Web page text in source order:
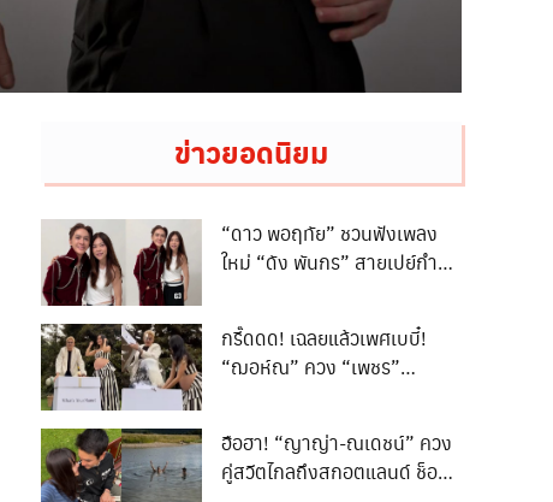
ข่าวยอดนิยม
“ดาว พอฤทัย” ชวนฟังเพลง
ใหม่ “ดัง พันกร” สายเปย์กำลัง
กรี๊ดดด! เฉลยแล้วเพศเบบี๋!
“ฌอห์ณ” ควง “เพชร”
ความหมายยิ่งใหญ่ ทำแฟน
คลับยิ้มตามทั้งเมือง!
ฮือฮา! “ญาญ่า-ณเดชน์” ควง
คู่สวีตไกลถึงสกอตแลนด์ ช็อ